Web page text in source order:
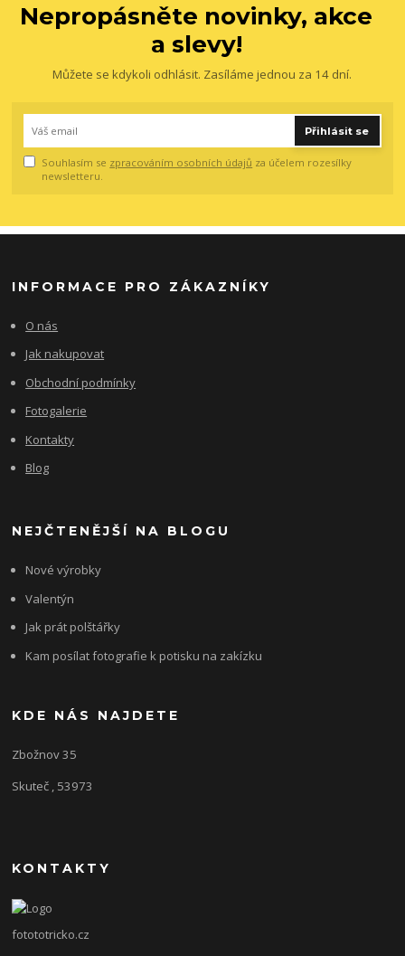
Nepropásněte novinky, akce
a slevy!
Můžete se kdykoli odhlásit. Zasíláme jednou za 14 dní.
Přihlásit se
Souhlasím se zpracováním osobních údajů za účelem rozesílky
newsletteru.
INFORMACE PRO ZÁKAZNÍKY
O nás
Jak nakupovat
Obchodní podmínky
Fotogalerie
Kontakty
Blog
NEJČTENĚJŠÍ NA BLOGU
Nové výrobky
Valentýn
Jak prát polštářky
Kam posílat fotografie k potisku na zakízku
KDE NÁS NAJDETE
Zbožnov 35
Skuteč , 53973
KONTAKTY
fotototricko.cz